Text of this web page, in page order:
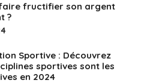
fructifier son argent
?
Sportive : Découvrez
sportives sont les
en 2024